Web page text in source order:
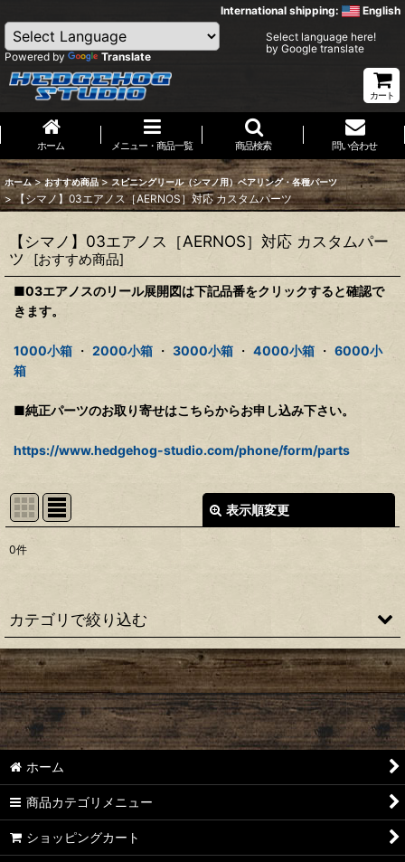
International shipping: English
Powered by Translate
Select language here!
by Google translate
カート
ホーム メニュー・商品一覧 商品検索 問い合わせ
ホーム > おすすめ商品 > スピニングリール（シマノ用）ベアリング・各種パーツ
> 【シマノ】03エアノス［AERNOS］対応 カスタムパーツ
【シマノ】03エアノス［AERNOS］対応 カスタムパー
ツ
[おすすめ商品]
■03エアノスのリール展開図は下記品番をクリックすると確認で
きます。
1000小箱 ・ 2000小箱 ・ 3000小箱 ・ 4000小箱 ・ 6000小
箱
■純正パーツのお取り寄せはこちらからお申し込み下さい。
https://www.hedgehog-studio.com/phone/form/parts
表示順変更
並び順
絞り込む
0件
カテゴリで絞り込む
【シマノ】22ステラ［STELLA］対応 カスタムパーツ
【シマノ】18-19ステラ［STELLA］対応 カスタムパーツ
【シマノ】14ステラ［STELLA］対応 カスタムパーツ
【シマノ】10ステラ［STELLA］対応 カスタムパーツ
【シマノ】07ステラ［STELLA］対応 カスタムパーツ
ホーム
商品カテゴリメニュー
ショッピングカート